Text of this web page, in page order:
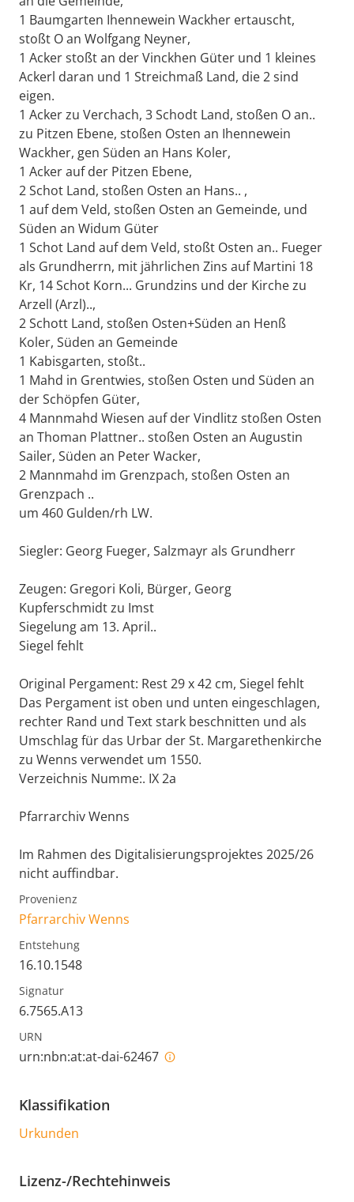
1 Baumgarten Ihennewein Wackher ertauscht,
stoßt O an Wolfgang Neyner,
1 Acker stoßt an der Vinckhen Güter und 1 kleines
Ackerl daran und 1 Streichmaß Land, die 2 sind
eigen.
1 Acker zu Verchach, 3 Schodt Land, stoßen O an..
zu Pitzen Ebene, stoßen Osten an Ihennewein
Wackher, gen Süden an Hans Koler,
1 Acker auf der Pitzen Ebene,
2 Schot Land, stoßen Osten an Hans.. ,
1 auf dem Veld, stoßen Osten an Gemeinde, und
Süden an Widum Güter
1 Schot Land auf dem Veld, stoßt Osten an.. Fueger
als Grundherrn, mit jährlichen Zins auf Martini 18
Kr, 14 Schot Korn... Grundzins und der Kirche zu
Arzell (Arzl)..,
2 Schott Land, stoßen Osten+Süden an Henß
Koler, Süden an Gemeinde
1 Kabisgarten, stoßt..
1 Mahd in Grentwies, stoßen Osten und Süden an
der Schöpfen Güter,
4 Mannmahd Wiesen auf der Vindlitz stoßen Osten
an Thoman Plattner.. stoßen Osten an Augustin
Sailer, Süden an Peter Wacker,
2 Mannmahd im Grenzpach, stoßen Osten an
Grenzpach ..
um 460 Gulden/rh LW.
Siegler: Georg Fueger, Salzmayr als Grundherr
Zeugen: Gregori Koli, Bürger, Georg
Kupferschmidt zu Imst
Siegelung am 13. April..
Siegel fehlt
Original Pergament: Rest 29 x 42 cm, Siegel fehlt
Das Pergament ist oben und unten eingeschlagen,
rechter Rand und Text stark beschnitten und als
Umschlag für das Urbar der St. Margarethenkirche
zu Wenns verwendet um 1550.
Verzeichnis Numme:. IX 2a
Pfarrarchiv Wenns
Im Rahmen des Digitalisierungsprojektes 2025/26
nicht auffindbar.
Provenienz
Pfarrarchiv Wenns
Entstehung
16.10.1548
Signatur
6.7565.A13
URN
urn:nbn:at:at-dai-62467
Klassifikation
Urkunden
Lizenz-/Rechtehinweis